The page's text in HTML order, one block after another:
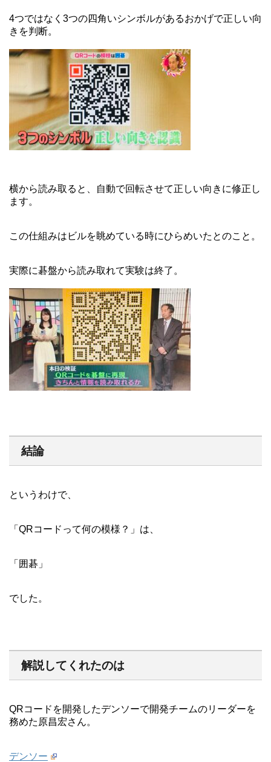
4つではなく3つの四角いシンボルがあるおかげで正しい向
きを判断。
横から読み取ると、自動で回転させて正しい向きに修正し
ます。
この仕組みはビルを眺めている時にひらめいたとのこと。
実際に碁盤から読み取れて実験は終了。
結論
というわけで、
「QRコードって何の模様？」は、
「囲碁」
でした。
解説してくれたのは
QRコードを開発したデンソーで開発チームのリーダーを
務めた原昌宏さん。
デンソー